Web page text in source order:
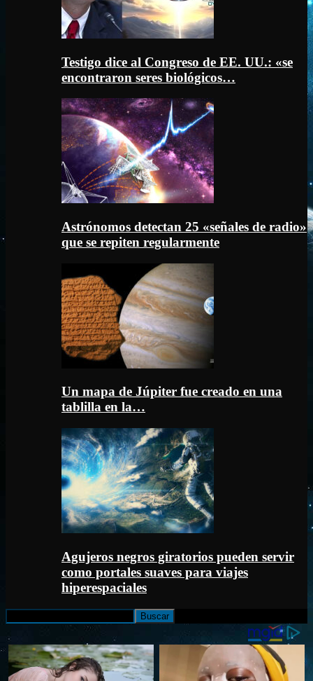
Testigo dice al Congreso de EE. UU.: «se
encontraron seres biológicos…
Astrónomos detectan 25 «señales de radio»
que se repiten regularmente
Un mapa de Júpiter fue creado en una
tablilla en la…
Agujeros negros giratorios pueden servir
como portales suaves para viajes
hiperespaciales